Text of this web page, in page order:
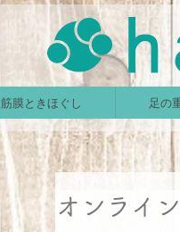
筋膜ときほぐし 足の
オンライ